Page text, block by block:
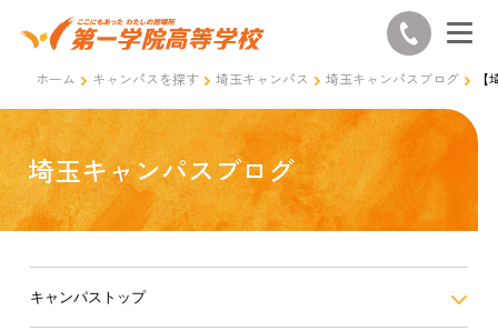
ホーム キャンパスを探す 埼玉キャンパス 埼玉キャンパスブログ
埼玉キャンパスブログ
キャンパストップ